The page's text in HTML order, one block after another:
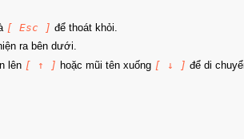
[ Esc ] để thoát khỏi.
ra bên dưới.
lên [ ↑ ] hoặc mũi tên xuống [ ↓ ] để di